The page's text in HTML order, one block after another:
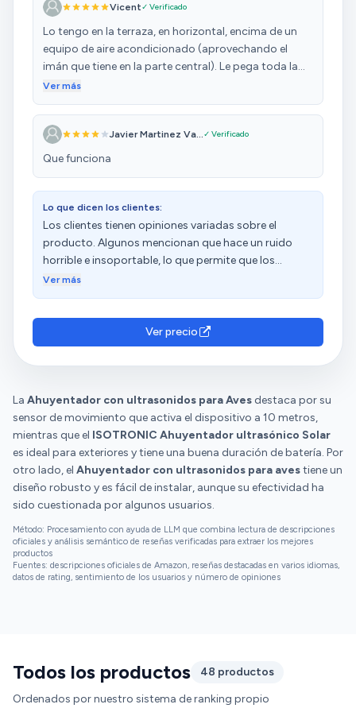
Vicent✓ Verificado
Lo tengo en la terraza, en horizontal, encima de un
equipo de aire acondicionado (aprovechando el
imán que tiene en la parte central). Le pega toda la
intemperie, sol, lluvia, etc,....en octubre cayeron
Sobre ahuyentar pájaros (que es su misión) si parece
que esté funcionando. Antes venían bandadas de
30-40 pájaros al tejado (ya tenían esa costumbre) y
que vienen muchos menos (algún pájaro con
problemas de sordera o que no le importa el pitido
que suelta el equipo). Por el momento, bien, parece
que funciona y es robusto.
Ver más
Javier Martinez Va...✓ Verificado
Que funciona
Lo que dicen los clientes:
Los clientes tienen opiniones variadas sobre el
producto. Algunos mencionan que hace un ruido
horrible e insoportable, lo que permite que los
pájaros se acerquen. Otros indican que no emite
agotado la batería y no han podido recargarlo
correctamente. Las opiniones sobre eficacia,
durabilidad e inversión son diversas.
Ver más
Ver precio
La Ahuyentador con ultrasonidos para Aves destaca por su
sensor de movimiento que activa el dispositivo a 10 metros,
mientras que el ISOTRONIC Ahuyentador ultrasónico Solar
es ideal para exteriores y tiene una buena duración de batería. Por
otro lado, el Ahuyentador con ultrasonidos para avestiene un
diseño robusto y es fácil de instalar, aunque su efectividad ha
sido cuestionada por algunos usuarios.
Método: Procesamiento con ayuda de LLM que combina lectura de descripciones
oficiales y análisis semántico de reseñas verificadas para extraer los mejores
productos
Fuentes: descripciones oficiales de Amazon, reseñas destacadas en varios idiomas,
datos de rating, sentimiento de los usuarios y número de opiniones
Todos los productos
48 productos
Ordenados por nuestro sistema de ranking propio